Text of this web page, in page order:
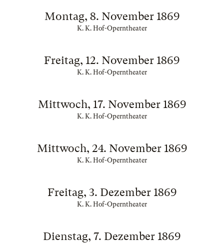
Montag, 8. November 1869
K. K. Hof-Operntheater
Freitag, 12. November 1869
K. K. Hof-Operntheater
Mittwoch, 17. November 1869
K. K. Hof-Operntheater
Mittwoch, 24. November 1869
K. K. Hof-Operntheater
Freitag, 3. Dezember 1869
K. K. Hof-Operntheater
Dienstag, 7. Dezember 1869